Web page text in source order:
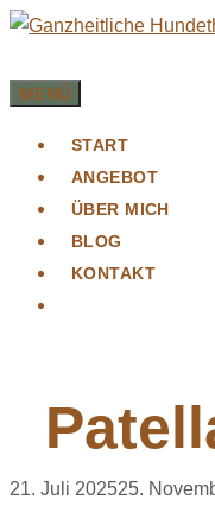
Zum
springen
MENÜ
START
ANGEBOT
ÜBER MICH
BLOG
KONTAKT
21. Juli 202525.